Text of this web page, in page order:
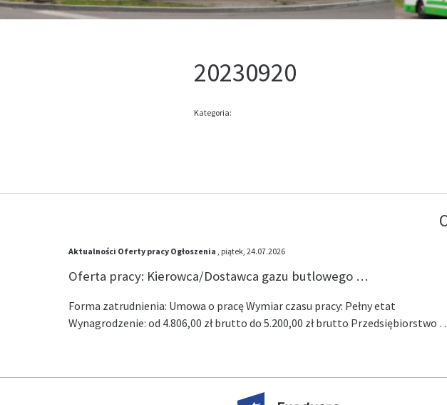
20230920
Kategoria:
Aktualności Oferty pracy Ogłoszenia , piątek, 24.07.2026
Oferta pracy: Kierowca/Dostawca gazu butlowego …
Forma zatrudnienia: Umowa o pracę Wymiar czasu pracy: Pełny etat
Wynagrodzenie: od 4.806,00 zł brutto do 5.200,00 zł brutto Przedsiębiorstwo